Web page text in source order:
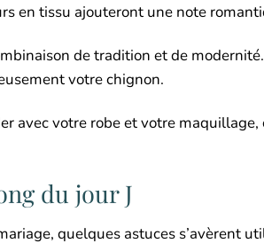
en tissu ajouteront une note
de tradition et de
votre chignon.
avec votre robe et votre maquillage,
du jour J
quelques astuces s’avèrent